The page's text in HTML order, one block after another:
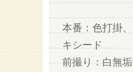
本番：色打掛
キシード
前撮り：白無